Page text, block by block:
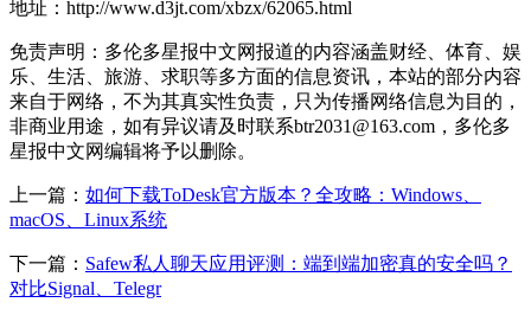
地址：http://www.d3jt.com/xbzx/62065.html
免责声明：多伦多星报中文网报道的内容涵盖财经、体育、娱
乐、生活、旅游、求职等多方面的信息资讯，本站的部分内容
来自于网络，不为其真实性负责，只为传播网络信息为目的，
非商业用途，如有异议请及时联系btr2031@163.com，多伦多
星报中文网编辑将予以删除。
上一篇： 如何下载ToDesk官方版本？全攻略：Windows、
macOS、Linux系统
下一篇： Safew私人聊天应用评测：端到端加密真的安全吗？
对比Signal、Telegr